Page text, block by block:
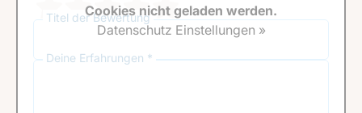
Titel der Bewertung
Deine Erfahrungen *
Cookies nicht geladen werden.
Datenschutz Einstellungen »